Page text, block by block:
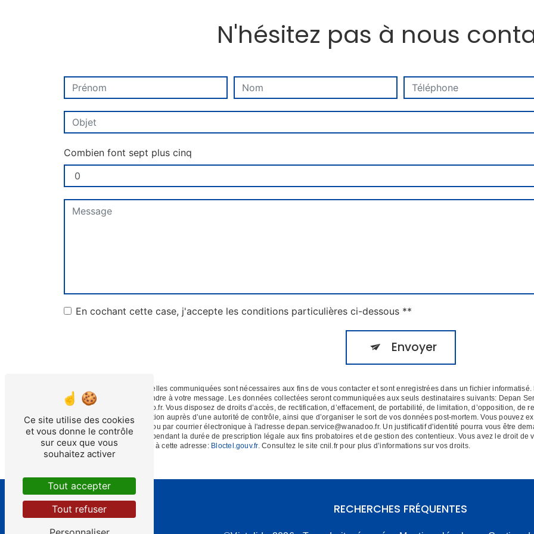
N'hésitez pas à nous
Combien font sept plus cinq
En cochant cette case, j'accepte les conditions particulières ci-dessous **
Envoyer
** Les données personnelles communiquées sont nécessaires aux fins de vous contacter et sont enregistrées dans un fichier
dans le seul but de répondre à votre message. Les données collectées seront communiquées aux seuls destinataires suivants: Depan
depan.service@wanadoo.fr. Vous disposez de droits d’accès, de rectification, d’effacement, de portabilité, de limitation, d’opposition, de
d’introduire une réclamation auprès d’une autorité de contrôle, ainsi que d’organiser le sort de vos données post-mortem. Vous pouvez
Communal, 61100 Flers ou par courrier électronique à l'adresse depan.service@wanadoo.fr. Un justificatif d'identité pourra vous être
de prise de contact puis pendant la durée de prescription légale aux fins probatoires et de gestion des contentieux. Vous avez le droit
téléphonique, disponible à cette adresse: Bloctel.gouv.fr. Consultez le site cnil.fr pour plus d’informations sur vos droits.
RECHERCHES FRÉQUENTES
Ce site utilise des cookies
et vous donne le contrôle
sur ceux que vous
souhaitez activer
Tout accepter
Tout refuser